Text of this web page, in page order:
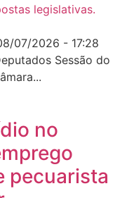
07/2026 - 17:28
Sessão do
no
pecuarista